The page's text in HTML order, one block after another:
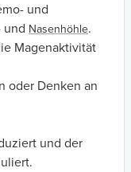
und
und Nasenhöhle.
Magenaktivität
oder Denken an
und der